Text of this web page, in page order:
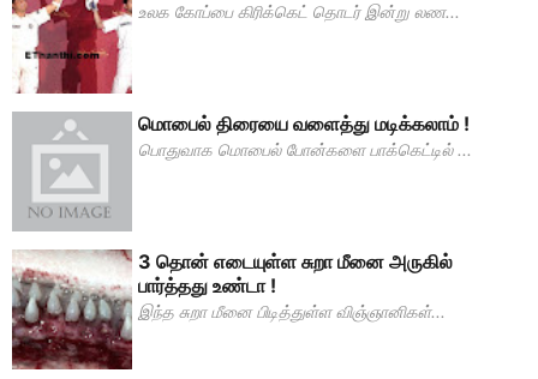
உலக கோப்பை கிரிக்கெட் தொடர் இன்று லண...
மொபைல் திரையை வளைத்து மடிக்கலாம் !
பொதுவாக மொபைல் போன்களை பாக்கெட்டில் ...
3 தொன் எடையுள்ள சுறா மீனை அருகில்
பார்த்தது உண்டா !
இந்த சுறா மீனை பிடித்துள்ள விஞ்ஞானிகள்...